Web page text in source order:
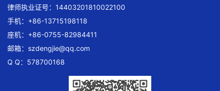
律师执业证号：14403201810022100
手机：+86-13715198118
座机：+86-0755-82984411
邮箱： szdengjie@qq.com
Q Q：578700168